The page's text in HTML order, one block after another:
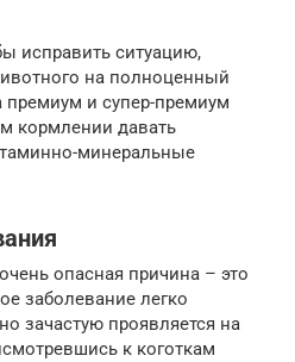
исправить ситуацию,
на полноценный
премиум и супер-премиум
кормлении давать
минеральные
опасная причина – это
заболевание легко
зачастую проявляется на
к коготкам